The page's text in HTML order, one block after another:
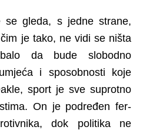
se gleda, s jedne strane,
je tako, ne vidi se ništa
da bude slobodno
i sposobnosti koje
sport je sve suprotno
On je podređen fer-
dok politika ne